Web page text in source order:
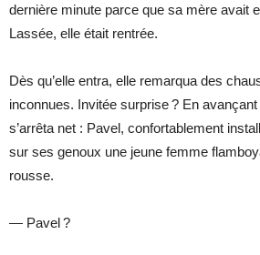
dernière minute parce que sa mère avait
Lassée, elle était rentrée.
Dès qu’elle entra, elle remarqua des
inconnues. Invitée surprise ? En
s’arrêta net : Pavel, confortablement
sur ses genoux une jeune femme
rousse.
— Pavel ?